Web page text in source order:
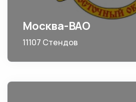
Москва-ВАО
11107 Стендов